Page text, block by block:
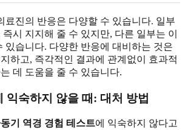
료진의 반응은 다양할 수 있습니다. 일부
시 지지해 줄 수 있지만, 다른 일부는 이
있습니다. 다양한 반응에 대비하는 것은
하고, 즉각적인 결과에 관계없이 효과적
데 도움을 줄 수 있습니다.
익숙하지 않을 때: 대처 방법
기 역경 경험 테스트에 익숙하지 않다고